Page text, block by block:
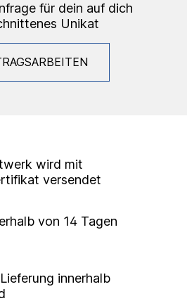
für dein auf dich
Unikat
wird mit
versendet
von 14 Tagen
innerhalb